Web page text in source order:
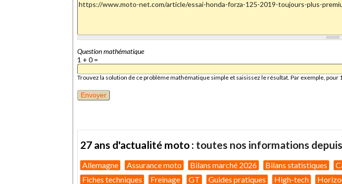
Question mathématique
1 + 0 =
Trouvez la solution de ce problème mathématique simple et saisissez le résultat. Par exemple, pour
27 ans d'actualité moto : toutes nos informations
Allemagne Assurance moto Bilans marché 2026 Bilans statistiques
Fiches techniques
Freinage GT Guides pratiques High-tech